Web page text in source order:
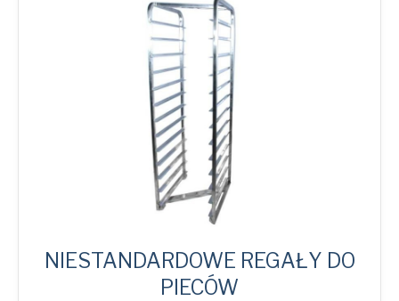
NIESTANDARDOWE REGAŁY DO
PIECÓW